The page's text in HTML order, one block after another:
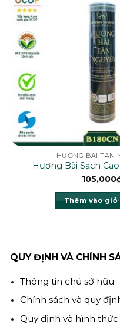
HƯƠNG BÀI TÂN
Hương Bài Sạch
B180CN
105,000
Thêm vào giỏ
QUY ĐỊNH VÀ CHÍNH
Thông tin chủ sở hữu
Chính sách và quy
Quy định và hình